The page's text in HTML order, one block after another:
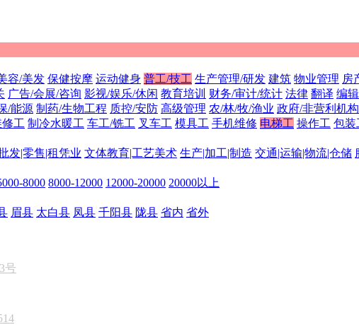
容/美发 保健按摩 运动健身 普工/技工 生产管理/研发 建筑 物业管理 房
广告/会展/咨询 影视/娱乐/休闲 教育培训 财务/审计/统计 法律 翻译 编
/能源 制药/生物工程 质控/安防 高级管理 农/林/牧/渔业 政府/非营利机构
工 制冷水暖工 车工/铣工 叉车工 模具工 手机维修 电梯工 操作工 包装
发|零售|租凭业 文体教育|工艺美术 生产|加工|制造 交通|运输|物流|仓储
8000 8000-12000 12000-20000 20000以上
眉县 太白县 凤县 千阳县 陇县 省内 省外
号